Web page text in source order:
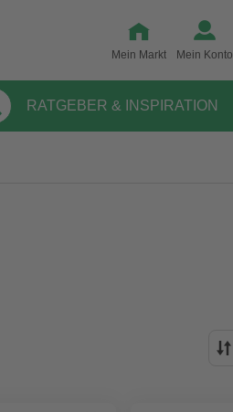
Mein Markt Mein Konto
RATGEBER & INSPIRATION